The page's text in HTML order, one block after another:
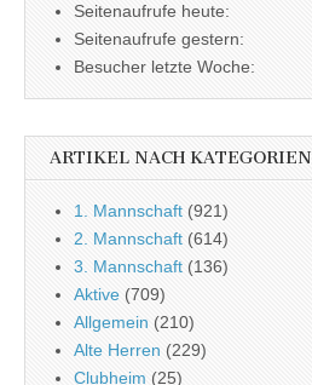
Seitenaufrufe heute:
Seitenaufrufe gestern:
Besucher letzte Woche:
ARTIKEL NACH KATEGORIEN
1. Mannschaft (921)
2. Mannschaft (614)
3. Mannschaft (136)
Aktive (709)
Allgemein (210)
Alte Herren (229)
Clubheim (25)